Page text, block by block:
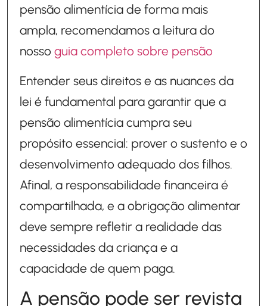
pensão alimentícia de forma mais
ampla, recomendamos a leitura do
nosso guia completo sobre pensão
Entender seus direitos e as nuances da
lei é fundamental para garantir que a
pensão alimentícia cumpra seu
propósito essencial: prover o sustento e o
desenvolvimento adequado dos filhos.
Afinal, a responsabilidade financeira é
compartilhada, e a obrigação alimentar
deve sempre refletir a realidade das
necessidades da criança e a
capacidade de quem paga.
A pensão pode ser revista